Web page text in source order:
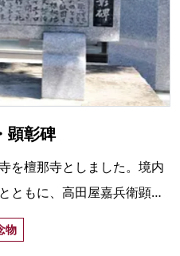
顕彰碑
を檀那寺としました。境内
ともに、高田屋嘉兵衛顕彰
歳までの間、「箱館を根拠
」と記されています。
物